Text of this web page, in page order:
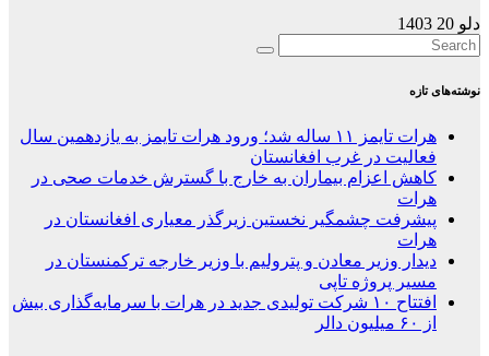
دلو 20 1403
نوشته‌های تازه
هرات تایمز ۱۱ ساله شد؛ ورود هرات تایمز به یازدهمین سال
فعالیت در غرب افغانستان
کاهش اعزام بیماران به خارج با گسترش خدمات صحی در
هرات
پیشرفت چشمگیر نخستین زیرگذر معیاری افغانستان در
هرات
دیدار وزیر معادن و پترولیم با وزیر خارجه ترکمنستان در
مسیر پروژه تاپی
افتتاح ۱۰ شرکت تولیدی جدید در هرات با سرمایه‌گذاری بیش
از ۶۰ میلیون دالر